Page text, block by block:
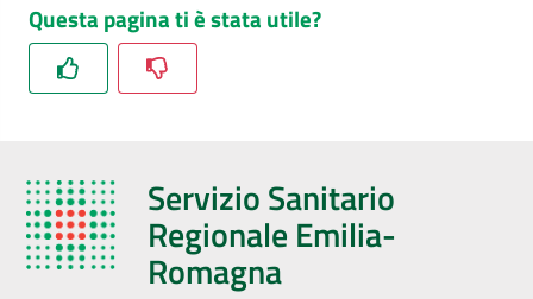
Questa pagina ti è stata utile?
Servizio Sanitario
Regionale Emilia-
Romagna